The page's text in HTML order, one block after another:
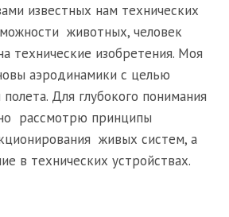
известных нам технических
животных, человек
технические изобретения. Моя
аэродинамики с целью
Для глубокого понимания
рассмотрю принципы
живых систем, а
в технических устройствах.